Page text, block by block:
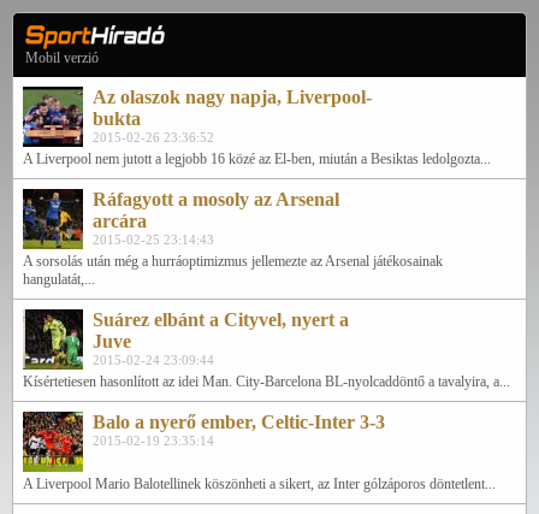
Mobil verzió
Az olaszok nagy napja, Liverpool-
bukta
2015-02-26 23:36:52
A Liverpool nem jutott a legjobb 16 közé az El-ben, miután a Besiktas ledolgozta...
Ráfagyott a mosoly az Arsenal
arcára
2015-02-25 23:14:43
A sorsolás után még a hurráoptimizmus jellemezte az Arsenal játékosainak
hangulatát,...
Suárez elbánt a Cityvel, nyert a
Juve
2015-02-24 23:09:44
Kísértetiesen hasonlított az idei Man. City-Barcelona BL-nyolcaddöntő a tavalyira, a...
Balo a nyerő ember, Celtic-Inter 3-3
2015-02-19 23:35:14
A Liverpool Mario Balotellinek köszönheti a sikert, az Inter gólzáporos döntetlent...